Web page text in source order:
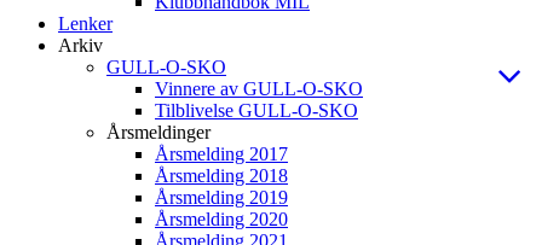
Lenker
Arkiv
GULL-O-SKO
Vinnere av GULL-O-SKO
Tilblivelse GULL-O-SKO
Årsmeldinger
Årsmelding 2017
Årsmelding 2018
Årsmelding 2019
Årsmelding 2020
Årsmelding 2021